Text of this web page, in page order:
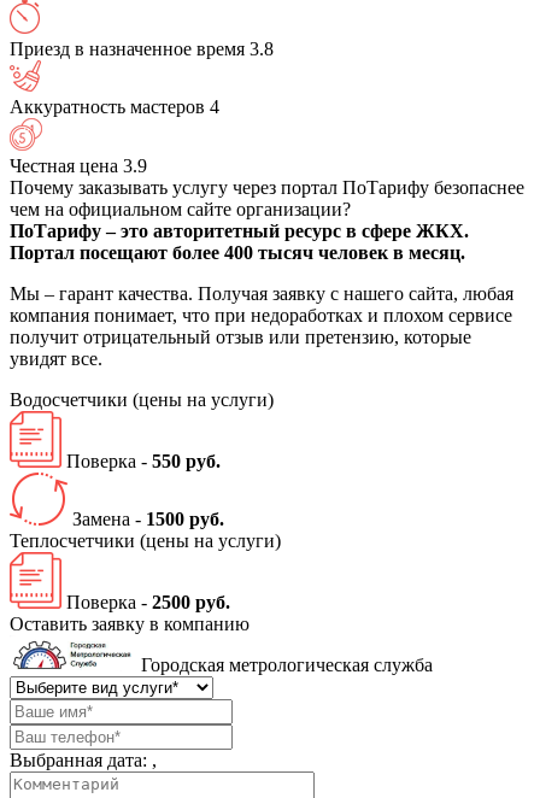
Приезд в назначенное время 3.8
Аккуратность мастеров 4
Честная цена 3.9
Почему заказывать услугу через портал ПоТарифу безопаснее
чем на официальном сайте организации?
ПоТарифу – это авторитетный ресурс в сфере ЖКХ.
Портал посещают более 400 тысяч человек в месяц.
Мы – гарант качества. Получая заявку с нашего сайта, любая
компания понимает, что при недоработках и плохом сервисе
получит отрицательный отзыв или претензию, которые
увидят все.
Водосчетчики (цены на услуги)
Поверка - 550 руб.
Замена - 1500 руб.
Теплосчетчики (цены на услуги)
Поверка - 2500 руб.
Оставить заявку в компанию
Городская метрологическая служба
Выбранная дата: ,